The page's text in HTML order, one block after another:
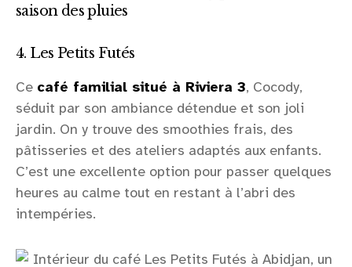
saison des pluies
4. Les Petits Futés
Ce café familial situé à Riviera 3, Cocody,
séduit par son ambiance détendue et son joli
jardin. On y trouve des smoothies frais, des
pâtisseries et des ateliers adaptés aux enfants.
C’est une excellente option pour passer quelques
heures au calme tout en restant à l’abri des
intempéries.